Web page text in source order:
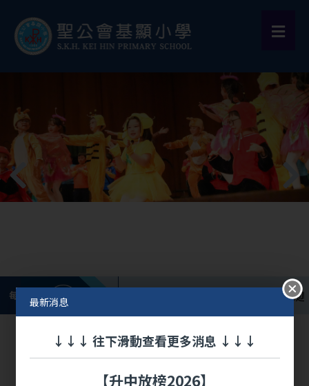
每月金句
在基督耶穌裏向你們所定的旨意。 （帖撒羅尼迦前
最新消息
最新消息
↓↓↓ 往下滑動查看更多消息 ↓↓↓
【升中放榜2026】